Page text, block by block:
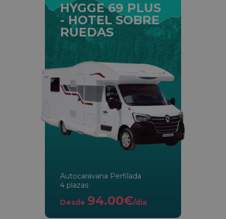
HYGGE 69 PLUS
- HOTEL SOBRE
RUEDAS
Autocaravana Perfilada
4 plazas
Desde 94.00€/día